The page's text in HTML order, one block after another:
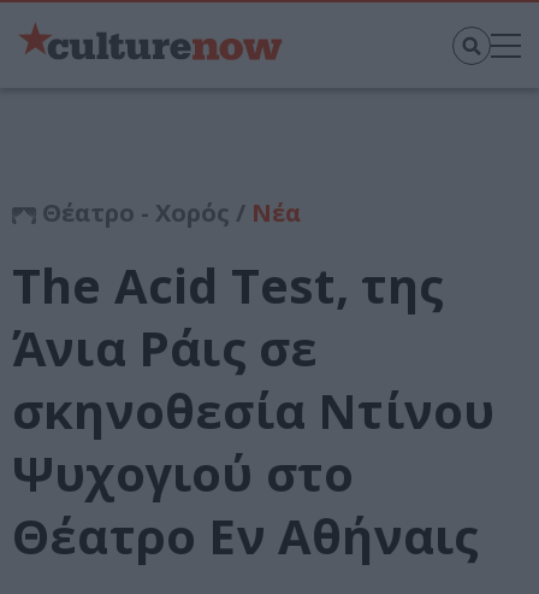
Θέατρο - Χορός / Νέα
The Acid Test, της
Άνια Ράις σε
σκηνοθεσία Ντίνου
Ψυχογιού στο
Θέατρο Εν Αθήναις